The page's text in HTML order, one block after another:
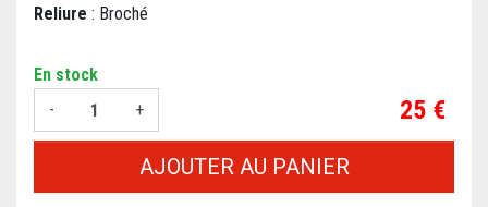
Reliure : Broché
En stock
-
+ Prix
25 €
AJOUTER AU PANIER